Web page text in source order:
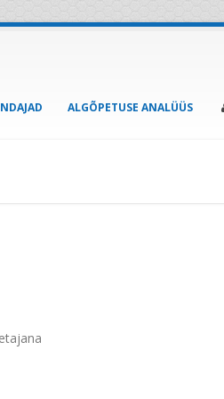
ALGÕPETUSE ANALÜÜS